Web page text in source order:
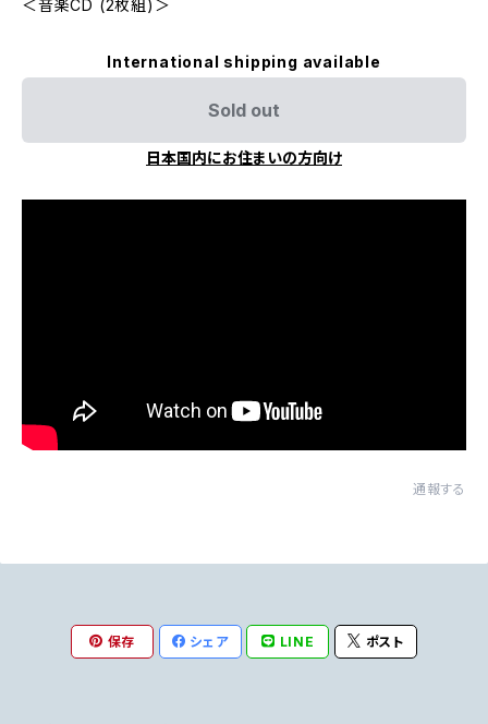
＜音楽CD (2枚組)＞
International shipping available
Sold out
日本国内にお住まいの方向け
通報する
保存 シェア LINE ポスト